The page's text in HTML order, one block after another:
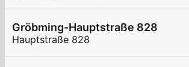
Gröbming-Hauptstraße 828
Hauptstraße 828